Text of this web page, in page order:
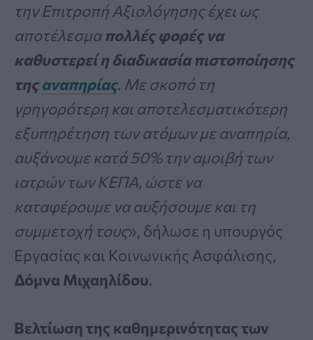
την Επιτροπή Αξιολόγησης έχει ως
αποτέλεσμα πολλές φορές να
καθυστερεί η διαδικασία πιστοποίησης
τηςαναπηρίας. Με σκοπό τη
γρηγορότερη και αποτελεσματικότερη
εξυπηρέτηση των ατόμων με αναπηρία,
αυξάνουμε κατά 50% την αμοιβή των
ιατρών των ΚΕΠΑ, ώστε να
καταφέρουμε να αυξήσουμε και τη
συμμετοχή τους», δήλωσε η υπουργός
Εργασίας και Κοινωνικής Ασφάλισης,
Δόμνα Μιχαηλίδου.
Βελτίωση της καθημερινότητας των